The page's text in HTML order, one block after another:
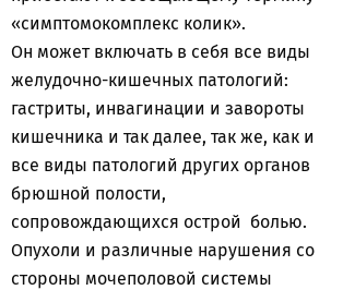
«симптомокомплекс колик».
Он может включать в себя все виды
желудочно-кишечных патологий:
гастриты, инвагинации и завороты
кишечника и так далее, так же, как и
все виды патологий других органов
брюшной полости,
сопровождающихся острой болью.
Опухоли и различные нарушения со
стороны мочеполовой системы